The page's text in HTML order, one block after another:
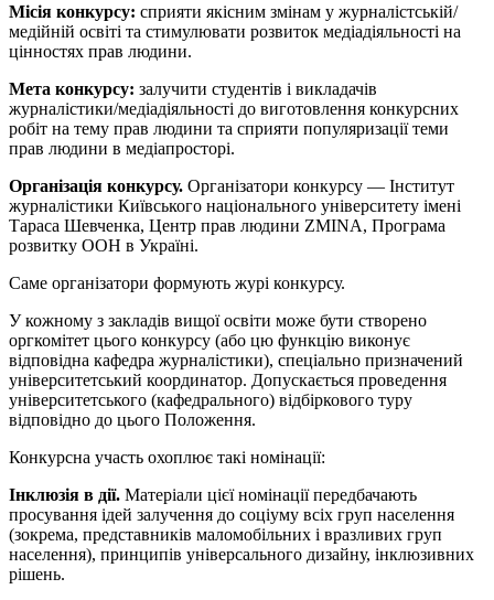
Місія конкурсу: сприяти якісним змінам у журналістській/
медійній освіті та стимулювати розвиток медіадіяльності на
цінностях прав людини.
Мета конкурсу: залучити студентів і викладачів
журналістики/медіадіяльності до виготовлення конкурсних
робіт на тему прав людини та сприяти популяризації теми
прав людини в медіапросторі.
Організація конкурсу. Організатори конкурсу — Інститут
журналістики Київського національного університету імені
Тараса Шевченка, Центр прав людини ZMINA, Програма
розвитку ООН в Україні.
Саме організатори формують журі конкурсу.
У кожному з закладів вищої освіти може бути створено
оргкомітет цього конкурсу (або цю функцію виконує
відповідна кафедра журналістики), спеціально призначений
університетський координатор. Допускається проведення
університетського (кафедрального) відбіркового туру
відповідно до цього Положення.
Конкурсна участь охоплює такі номінації:
Інклюзія в дії. Матеріали цієї номінації передбачають
просування ідей залучення до соціуму всіх груп населення
(зокрема, представників маломобільних і вразливих груп
населення), принципів універсального дизайну, інклюзивних
рішень.